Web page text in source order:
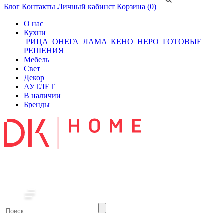
Блог Контакты Личный кабинет Корзина (0)
О нас
Кухни
РИЦА ОНЕГА ЛАМА КЕНО НЕРО ГОТОВЫЕ
РЕШЕНИЯ
Мебель
Свет
Декор
АУТЛЕТ
В наличии
Бренды